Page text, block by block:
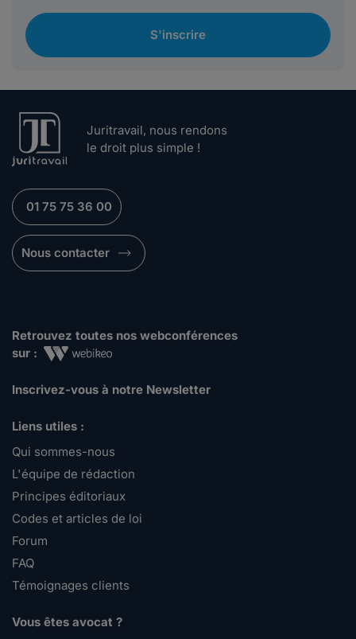
S'inscrire
Juritravail, nous rendons
le droit plus simple !
01 75 75 36 00
Nous contacter
Retrouvez toutes nos webconférences
sur :
Inscrivez-vous à notre Newsletter
Liens utiles :
Qui sommes-nous
L'équipe de rédaction
Principes éditoriaux
Codes et articles de loi
Forum
FAQ
Témoignages clients
Vous êtes avocat ?